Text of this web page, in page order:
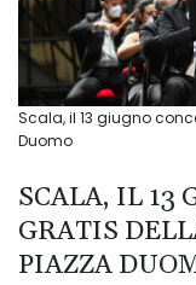
Scala, il 13 giugno
Duomo
SCALA, IL 13
GRATIS
PIAZZA